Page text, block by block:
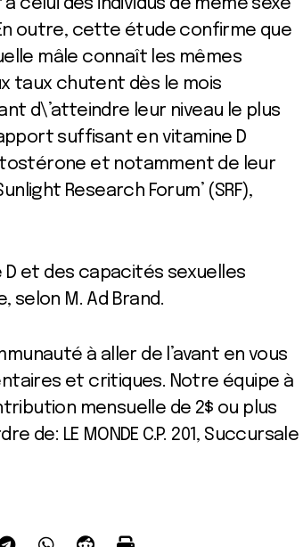
des individus de même sexe
outre, cette étude confirme que
mâle connaît les mêmes
taux chutent dès le mois
d\’atteindre leur niveau le plus
suffisant en vitamine D
et notamment de leur
Research Forum’ (SRF),
et des capacités sexuelles
selon M. Ad Brand.
à aller de l’avant en vous
et critiques. Notre équipe à
mensuelle de 2$ ou plus
de: LE MONDE C.P. 201, Succursale